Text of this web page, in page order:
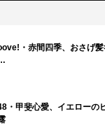
・赤間四季、おさげ
・甲斐心愛、イエローの